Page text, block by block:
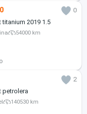
0
2019 1.5
54000 km
2
petrolera
140530 km